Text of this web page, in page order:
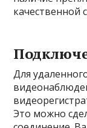
качественной
Для
Это можно